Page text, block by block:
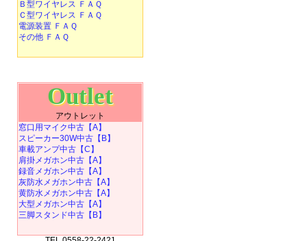
Ｂ型ワイヤレス ＦＡＱ
Ｃ型ワイヤレス ＦＡＱ
電源装置 ＦＡＱ
その他 ＦＡＱ
Outlet
アウトレット
窓口用マイク中古【A】
スピーカー30W中古【B】
車載アンプ中古【C】
肩掛メガホン中古【A】
録音メガホン中古【A】
灰防水メガホン中古【A】
黄防水メガホン中古【A】
大型メガホン中古【A】
三脚スタンド中古【B】